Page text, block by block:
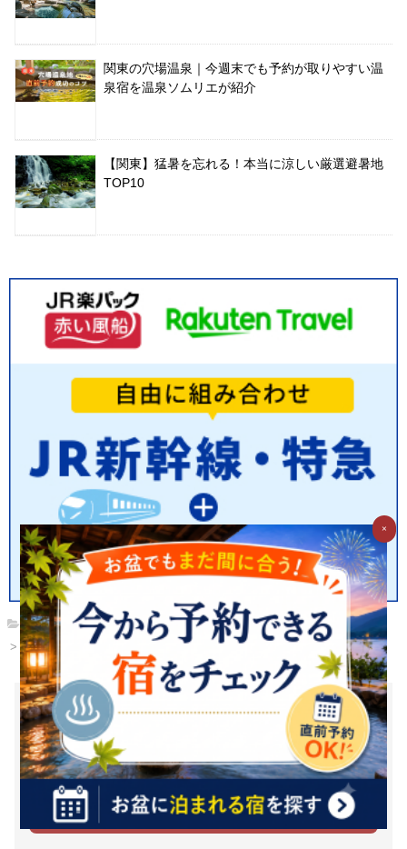
関東の穴場温泉｜今週末でも予約が取りやすい温
泉宿を温泉ソムリエが紹介
【関東】猛暑を忘れる！本当に涼しい厳選避暑地
TOP10
トップ 甲信越 新潟県
上越・糸魚川・妙高
上越・妙高・鵜の浜
お湯たびで質問してみませんか？
お湯たびは、みんなが選んだホテルを検索できるホテル予約サイ
トです。質問/回答機能で相互アドバイスをすれば、マイル・電子
マネーに交換できるＧポイント(1Ｇポイント＝1円相当)がどんど
んたまる！
新規登録（無料）はこちら
×